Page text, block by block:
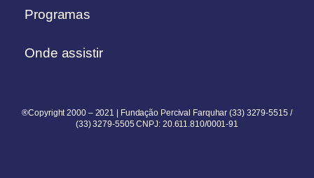
Programas
Onde assistir
®Copyright 2000 – 2021 | Fundação Percival Farquhar (33) 3279-5515 /
(33) 3279-5505 CNPJ: 20.611.810/0001-91